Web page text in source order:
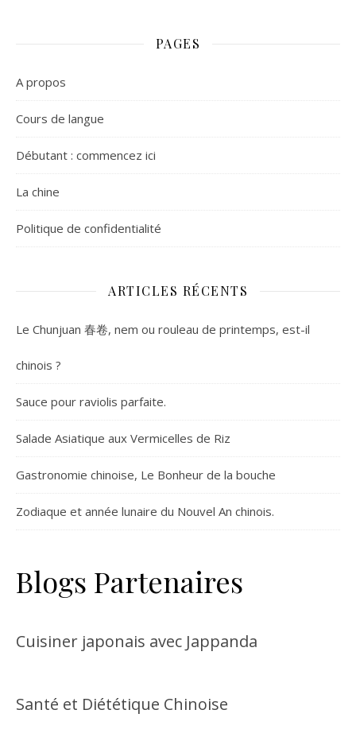
PAGES
A propos
Cours de langue
Débutant : commencez ici
La chine
Politique de confidentialité
ARTICLES RÉCENTS
Le Chunjuan 春卷, nem ou rouleau de printemps, est-il
chinois ?
Sauce pour raviolis parfaite.
Salade Asiatique aux Vermicelles de Riz
Gastronomie chinoise, Le Bonheur de la bouche
Zodiaque et année lunaire du Nouvel An chinois.
Blogs Partenaires
Cuisiner japonais avec Jappanda
Santé et Diététique Chinoise